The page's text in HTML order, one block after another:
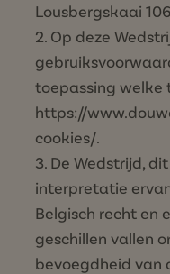
Lousbergskaai
Op deze
toepassing welke
https://
cookies/.
De Wedstrijd,
interpretatie
Belgisch recht en
geschillen vallen
bevoegdheid van